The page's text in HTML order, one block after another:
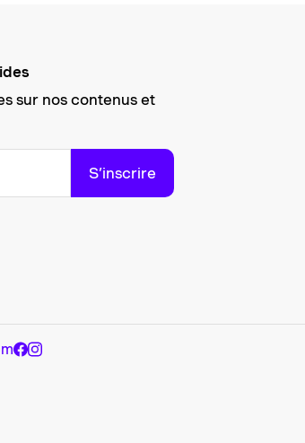
sur nos contenus et
S’inscrire